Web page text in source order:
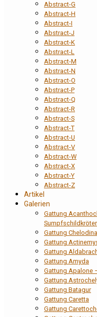
Abstract-G
Abstract-H
Abstract-I
Abstract-J
Abstract-K
Abstract-L
Abstract-M
Abstract-N
Abstract-O
Abstract-P
Abstract-Q
Abstract-R
Abstract-S
Abstract-T
Abstract-U
Abstract-V
Abstract-W
Abstract-X
Abstract-Y
Abstract-Z
Artikel
Galerien
Gattung
Gattung
Gattung
Gattung
Gattung Amyda
Gattung Apalone
Gattung
Gattung Batagur
Gattung Caretta
Gattung